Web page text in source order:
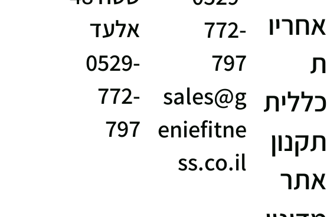
אחריו
ת
כללית
תקנון
אתר
772-
797
sales@g
eniefitne
ss.co.il
אלעד
0529-
772-
797